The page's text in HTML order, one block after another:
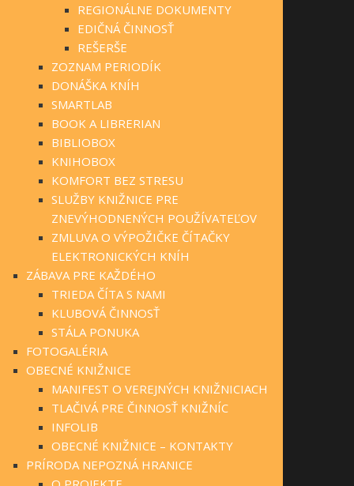
REGIONÁLNE DOKUMENTY
EDIČNÁ ČINNOSŤ
REŠERŠE
ZOZNAM PERIODÍK
DONÁŠKA KNÍH
SMARTLAB
BOOK A LIBRERIAN
BIBLIOBOX
KNIHOBOX
KOMFORT BEZ STRESU
SLUŽBY KNIŽNICE PRE
ZNEVÝHODNENÝCH POUŽÍVATEĽOV
ZMLUVA O VÝPOŽIČKE ČÍTAČKY
ELEKTRONICKÝCH KNÍH
ZÁBAVA PRE KAŽDÉHO
TRIEDA ČÍTA S NAMI
KLUBOVÁ ČINNOSŤ
STÁLA PONUKA
FOTOGALÉRIA
OBECNÉ KNIŽNICE
MANIFEST O VEREJNÝCH KNIŽNICIACH
TLAČIVÁ PRE ČINNOSŤ KNIŽNÍC
INFOLIB
OBECNÉ KNIŽNICE – KONTAKTY
PRÍRODA NEPOZNÁ HRANICE